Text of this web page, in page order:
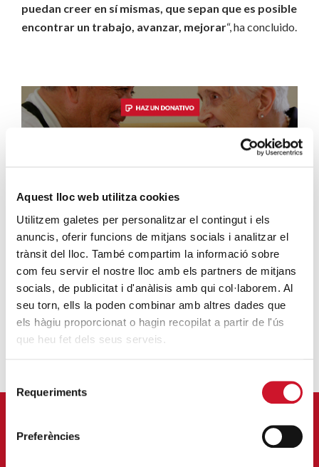
Aquest lloc web utilitza cookies
Utilitzem galetes per personalitzar el contingut i els
anuncis, oferir funcions de mitjans socials i analitzar el
trànsit del lloc. També compartim la informació sobre
com feu servir el nostre lloc amb els partners de mitjans
socials, de publicitat i d'anàlisis amb qui col·laborem. Al
seu torn, ells la poden combinar amb altres dades que
els hàgiu proporcionat o hagin recopilat a partir de l'ús
que heu fet dels seus serveis.
de Requeriments
Preferències
puedan creer en sí mismas, que sepan que es posible
encontrar un trabajo, avanzar, mejorar“, ha concluido.
ocupación
trabajo
CÁRITAS DIOCESANA DE BARCELONA
infocaritas@caritas.barcelona